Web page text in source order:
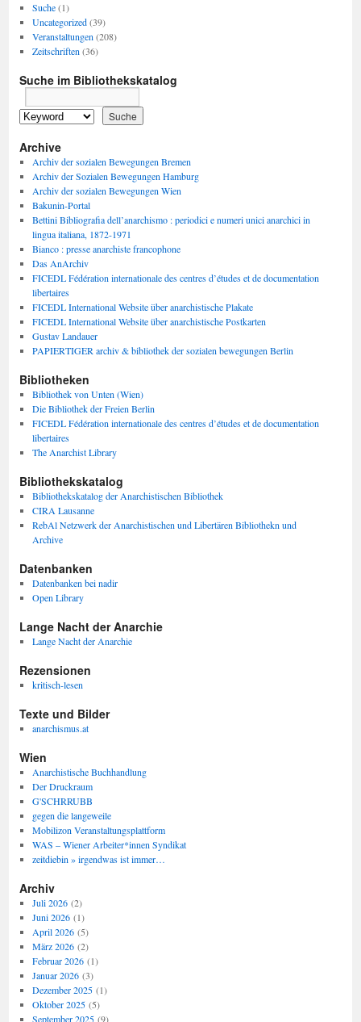
Suche(1)
Uncategorized(39)
Veranstaltungen (208)
Zeitschriften (36)
Suche im Bibliothekskatalog
Archive
Archiv der sozialen Bewegungen Bremen
Archiv der Sozialen Bewegungen Hamburg
Archiv der sozialen Bewegungen Wien
Bakunin-Portal
Bettini Bibliografia dell’anarchismo : periodici e numeri unici anarchici in
lingua italiana, 1872-1971
Bianco : presse anarchiste francophone
Das AnArchiv
FICEDL Fédération internationale des centres d’études et de documentation
libertaires
FICEDL International Website über anarchistische Plakate
FICEDL International Website über anarchistische Postkarten
Gustav Landauer
PAPIERTIGER archiv & bibliothek der sozialen bewegungen Berlin
Bibliotheken
Bibliothek von Unten (Wien)
Die Bibliothek der Freien Berlin
FICEDL Fédération internationale des centres d’études et de documentation
libertaires
The Anarchist Library
Bibliothekskatalog
Bibliothekskatalog der Anarchistischen Bibliothek
CIRA Lausanne
RebAl Netzwerk der Anarchistischen und Libertären Bibliothekn und
Archive
Datenbanken
Datenbanken bei nadir
Open Library
Lange Nacht der Anarchie
Lange Nacht der Anarchie
Rezensionen
kritisch-lesen
Texte und Bilder
anarchismus.at
Wien
Anarchistische Buchhandlung
Der Druckraum
G'SCHRRUBB
gegen die langeweile
Mobilizon Veranstaltungsplattform
WAS – Wiener Arbeiter*innen Syndikat
zeitdiebin » irgendwas ist immer…
Archiv
Juli 2026(2)
Juni 2026(1)
April 2026(5)
März 2026(2)
Februar 2026(1)
Januar 2026(3)
Dezember 2025(1)
Oktober 2025(5)
September 2025(9)